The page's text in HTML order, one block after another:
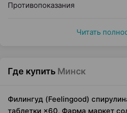
Противопоказания
Читать
Где купить Минск
Филингуд (Feelingood)
таблетки ×60, Фарма маркет